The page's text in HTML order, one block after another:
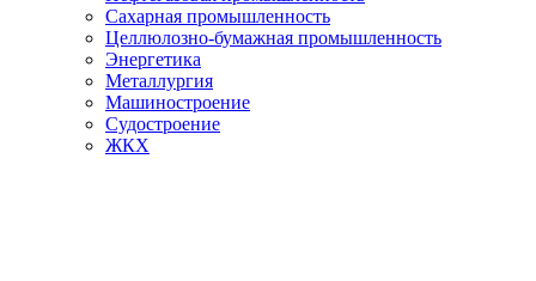
Сахарная промышленность
Целлюлозно-бумажная промышленность
Энергетика
Металлургия
Машиностроение
Судостроение
ЖКХ